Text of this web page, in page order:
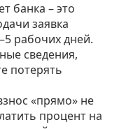
банка – это
заявка
рабочих дней.
сведения,
потерять
«прямо» не
процент на